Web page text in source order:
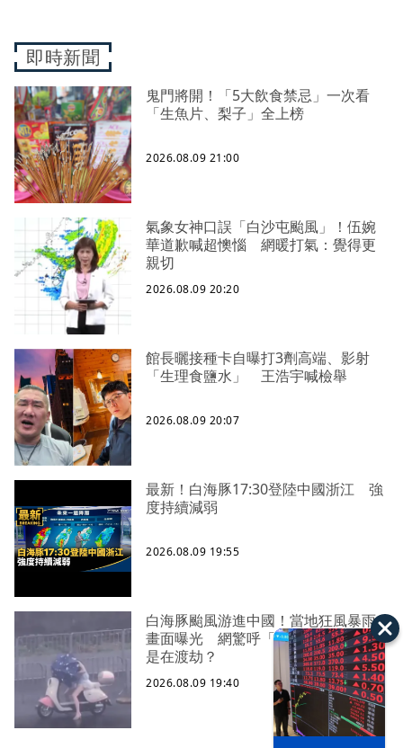
即時新聞
鬼門將開！「5大飲食禁忌」一次看
「生魚片、梨子」全上榜
2026.08.09 21:00
氣象女神口誤「白沙屯颱風」！伍婉
華道歉喊超懊惱 網暖打氣：覺得更
親切
2026.08.09 20:20
館長曬接種卡自曝打3劑高端、影射
「生理食鹽水」 王浩宇喊檢舉
2026.08.09 20:07
最新！白海豚17:30登陸中國浙江 強
度持續減弱
2026.08.09 19:55
白海豚颱風游進中國！當地狂風暴雨
畫面曝光 網驚呼「比巴威大」：這
是在渡劫？
2026.08.09 19:40